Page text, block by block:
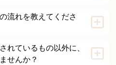
流れを教えてくださ
れているもの以外に、
せんか？